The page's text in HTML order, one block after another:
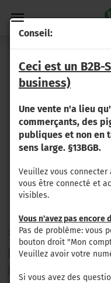
Conseil:
Ceci est un
business)
Une vente n'a lieu
commerçants, des
publiques et non en
sens large. §13BGB.
Veuillez vous
vous être connecté et
visibles.
Vous n'avez pas encore
Pas de problème: vous
bouton droit "Mon
Veuillez avoir votre
Si vous avez des
machine à
CONSEIL :Sur le côté
les pièces que vous
disponibles
SÉLECTION
D'ASSEMBLAGE
(ERO)
SÉLECTION
Convoyage du raisin
Filtres (carburant, huile,